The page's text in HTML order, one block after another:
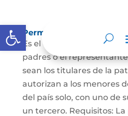
Abrir barra de herramientas
Permisos de salida de
Es el documento
padres o el
sean los titulares de la
autorizan a los menores
del país solo, con uno de
un tercero. Requisitos: